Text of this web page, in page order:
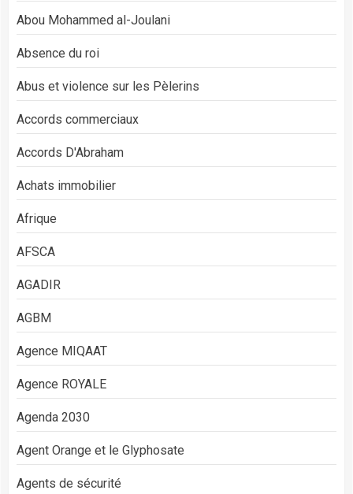
Abou Mohammed al-Joulani
Absence du roi
Abus et violence sur les Pèlerins
Accords commerciaux
Accords D'Abraham
Achats immobilier
Afrique
AFSCA
AGADIR
AGBM
Agence MIQAAT
Agence ROYALE
Agenda 2030
Agent Orange et le Glyphosate
Agents de sécurité